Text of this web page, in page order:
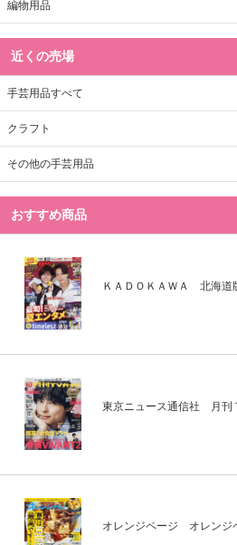
編物用品
近くの売場
手芸用品すべて
クラフト
その他の手芸用品
おすすめ商品
ＫＡＤＯＫＡＷＡ 北海
東京ニュース通信社 月
オレンジページ オレン